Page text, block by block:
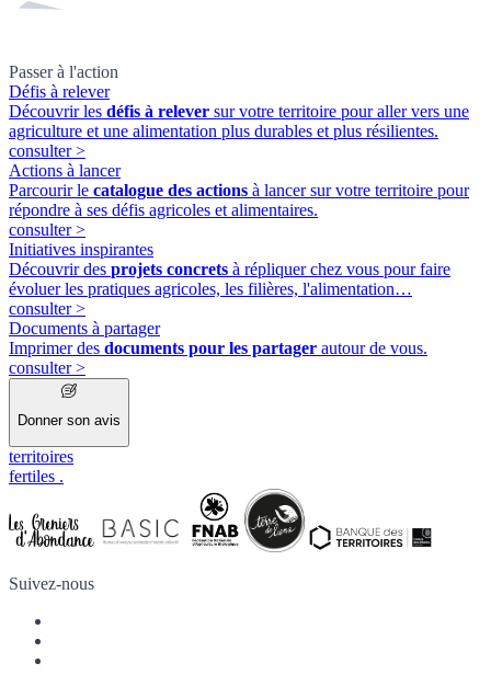
Passer à l'action
Défis à relever
Découvrir les défis à relever sur votre territoire pour aller vers une
agriculture et une alimentation plus durables et plus résilientes.
consulter>
Actions à lancer
Parcourir le catalogue des actions à lancer sur votre territoire pour
répondre à ses défis agricoles et alimentaires.
consulter>
Initiatives inspirantes
Découvrir des projets concrets à répliquer chez vous pour faire
évoluer les pratiques agricoles, les filières, l'alimentation…
consulter>
Documents à partager
Imprimer des documents pour les partager autour de vous.
consulter>
Donner son avis
territoires
fertiles .
Suivez-nous